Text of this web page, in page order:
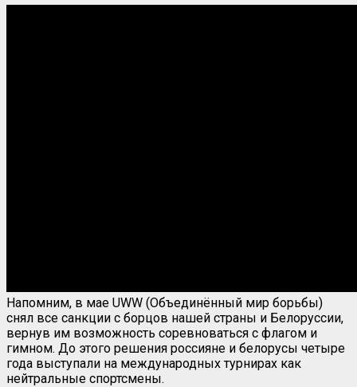
Напомним, в мае UWW (Объединённый мир борьбы)
снял все санкции с борцов нашей страны и Белоруссии,
вернув им возможность соревноваться с флагом и
гимном. До этого решения россияне и белорусы четыре
года выступали на международных турнирах как
нейтральные спортсмены.